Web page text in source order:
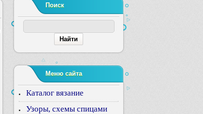
Поиск
Меню сайта
Каталог вязание
Узоры, схемы спицами